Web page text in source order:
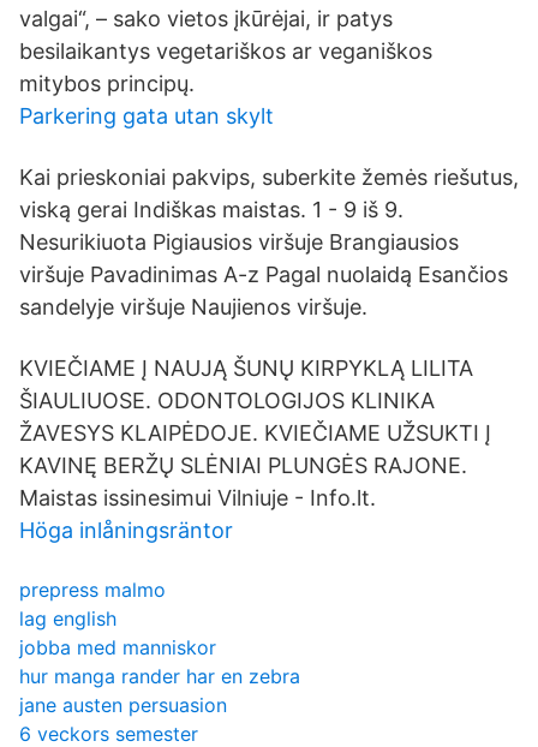
valgai“, – sako vietos įkūrėjai, ir patys
besilaikantys vegetariškos ar veganiškos
mitybos principų.
Parkering gata utan skylt
Kai prieskoniai pakvips, suberkite žemės riešutus,
viską gerai Indiškas maistas. 1 - 9 iš 9.
Nesurikiuota Pigiausios viršuje Brangiausios
viršuje Pavadinimas A-z Pagal nuolaidą Esančios
sandelyje viršuje Naujienos viršuje.
KVIEČIAME Į NAUJĄ ŠUNŲ KIRPYKLĄ LILITA
ŠIAULIUOSE. ODONTOLOGIJOS KLINIKA
ŽAVESYS KLAIPĖDOJE. KVIEČIAME UŽSUKTI Į
KAVINĘ BERŽŲ SLĖNIAI PLUNGĖS RAJONE.
Maistas issinesimui Vilniuje - Info.lt.
Höga inlåningsräntor
prepress malmo
lag english
jobba med manniskor
hur manga rander har en zebra
jane austen persuasion
6 veckors semester